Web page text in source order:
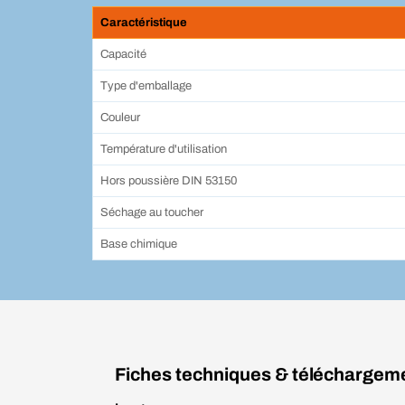
Caractéristique
Capacité
Type d'emballage
Couleur
Température d'utilisation
Hors poussière DIN 53150
Séchage au toucher
Base chimique
Fiches techniques &